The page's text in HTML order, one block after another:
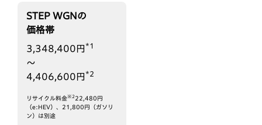
STEP WGN の
価格帯
3,348,400円 *1
〜
4,406,600円 *2
リサイクル料金※2 22,480円
（e:HEV）、21,800円（ガソリ
ン）は別途